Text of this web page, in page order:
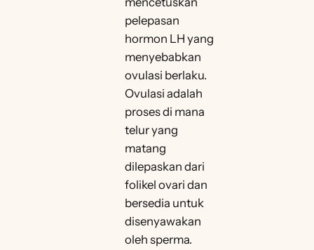
pelepasan
hormon LH yang
menyebabkan
ovulasi berlaku.
Ovulasi adalah
proses di mana
telur yang
matang
dilepaskan dari
folikel ovari dan
bersedia untuk
disenyawakan
oleh sperma.